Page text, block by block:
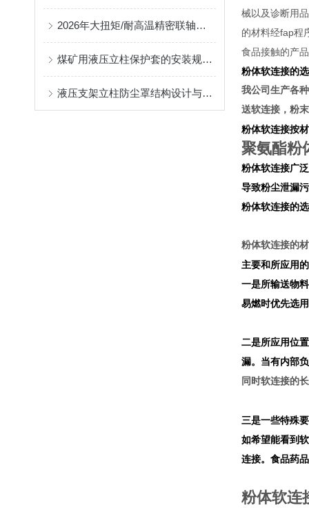
2026年大扭矩/耐高温精密联轴器定制找哪家？能实现精准定制的优质厂家盘点
煤矿用液压立柱保护套的安装规范与使用寿命提升方案
液压支架立柱防尘罩结构设计与密封防护原理
械以及诊断用
的材料经fap程
食品接触的产
粉体软连接的
我公司生产各
送软连接，粉
粉体软连接按
聚氨酯粉
粉体软连接广
导致粉尘泄漏
粉体软连接的
粉体软连接的
主要和所应用
一是所输送物
易燃时优先选
二是所应用位
漏。当有内部
同时软连接的
三是一些特殊
如希望能看到
连接。 食品药
粉体软连